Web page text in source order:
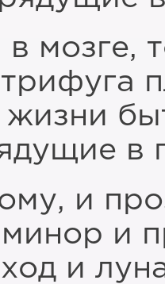
в мозге,
в
и
и
и